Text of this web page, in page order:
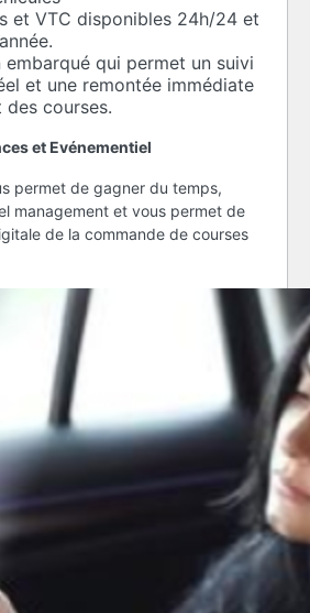
et VTC disponibles 24h/24 et
qui permet un suivi
et une remontée immédiate
courses.
et Evénementiel
permet de gagner du temps,
management et vous permet de
de la commande de courses